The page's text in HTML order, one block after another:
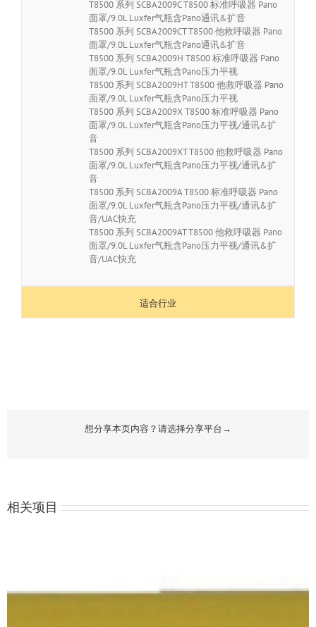
T8500 系列 SCBA2009C T8500 标准呼吸器 Pano
面罩/9.0L Luxfer气瓶含Pano通讯&扩音
T8500 系列 SCBA2009CT T8500 他救呼吸器 Pano
面罩/9.0L Luxfer气瓶含Pano通讯&扩音
T8500 系列 SCBA2009H T8500 标准呼吸器 Pano
面罩/9.0L Luxfer气瓶含Pano压力平视
T8500 系列 SCBA2009HT T8500 他救呼吸器 Pano
面罩/9.0L Luxfer气瓶含Pano压力平视
T8500 系列 SCBA2009X T8500 标准呼吸器 Pano
面罩/9.0L Luxfer气瓶含Pano压力平视/通讯&扩
音
T8500 系列 SCBA2009XT T8500 他救呼吸器 Pano
面罩/9.0L Luxfer气瓶含Pano压力平视/通讯&扩
音
T8500 系列 SCBA2009A T8500 标准呼吸器 Pano
面罩/9.0L Luxfer气瓶含Pano压力平视/通讯&扩
音/UAC快充
T8500 系列 SCBA2009AT T8500 他救呼吸器 Pano
面罩/9.0L Luxfer气瓶含Pano压力平视/通讯&扩
音/UAC快充
适合行业
想分享本页内容？请选择分享平台→
相关项目